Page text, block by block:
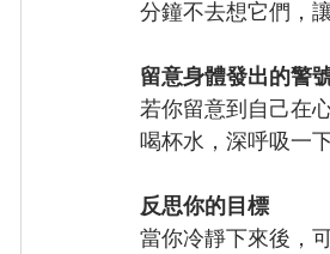
分鐘不去想它們，
留意身體發出的警
若你留意到自己在
喝杯水，深呼吸一
反思你的目標
當你冷靜下來後，